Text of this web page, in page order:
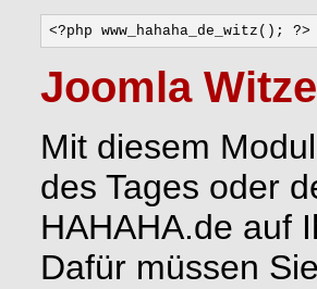
<?php www_hahaha_de_witz(); ?>
Joomla
Mit diesem
des Tages oder
HAHAHA.de auf
Dafür müssen